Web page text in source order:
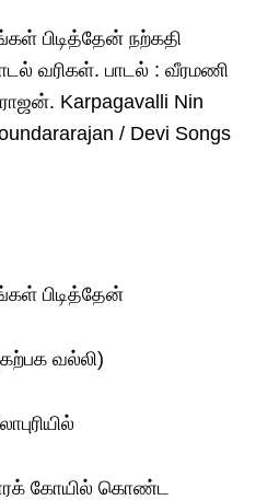
பிடித்தேன் நற்கதி
வரிகள். பாடல் : வீரமணி
Karpagavalli Nin
/ Devi Songs
பிடித்தேன்
வல்லி)
கோயில் கொண்ட